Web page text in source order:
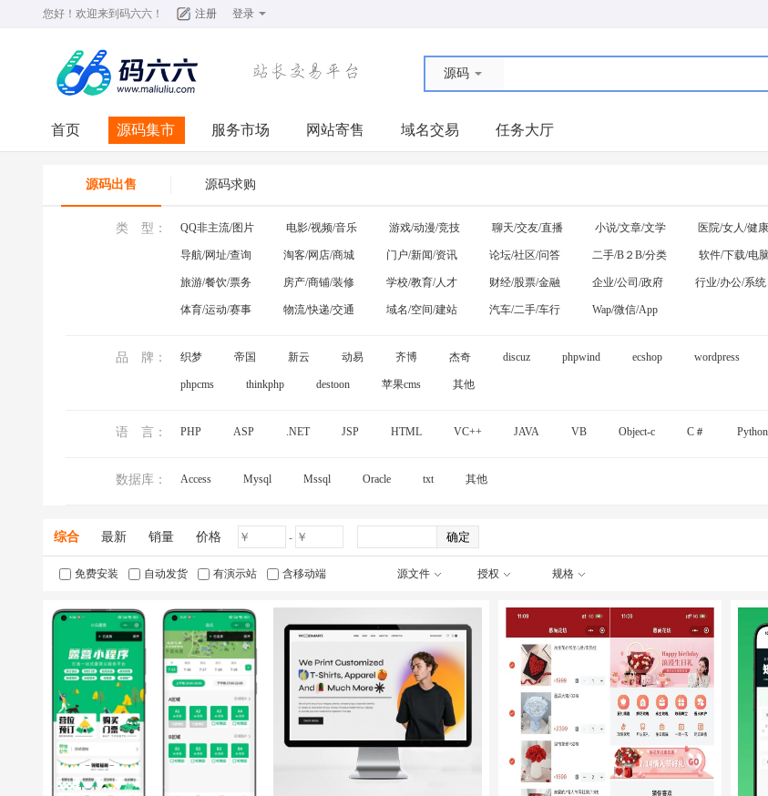
您好！欢迎来到 码六六 ！ 注册 登录
源码
首页 源码集市 服务市场 网站寄售 域名交易 任务大厅
源码出售 源码求购
类 型： QQ非主流/图片 电影/视频/音乐 游戏/动漫/竞技 聊天/交友/直播 小说/文章/文学 医院/女人/健康
导航/网址/查询 淘客/网店/商城 门户/新闻/资讯 论坛/社区/问答 二手/B２B/分类 软件/下载/电脑
旅游/餐饮/票务 房产/商铺/装修 学校/教育/人才 财经/股票/金融 企业/公司/政府 行业/办公/系统
体育/运动/赛事 物流/快递/交通 域名/空间/建站 汽车/二手/车行 Wap/微信/App
品 牌： 织梦 帝国 新云 动易 齐博 杰奇 discuz phpwind ecshop wordpress
phpcms thinkphp destoon 苹果cms 其他
语 言： PHP ASP .NET JSP HTML VC++ JAVA VB Object-c C＃ Python
数据库： Access Mysql Mssql Oracle txt 其他
综合 最新 销量 价格 -
免费安装 自动发货 有演示站 含移动端 源文件 授权 规格